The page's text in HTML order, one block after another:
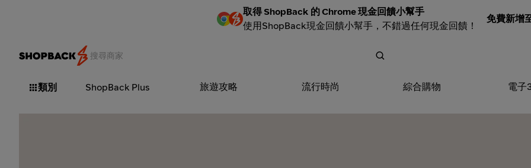
取得 ShopBack 的 Chrome 現金回饋小幫手
使用ShopBack現金回饋小幫手，不錯過任何現金回饋！
免費新增
類別 ShopBack Plus 旅遊攻略 流行時尚 綜合購物 電子